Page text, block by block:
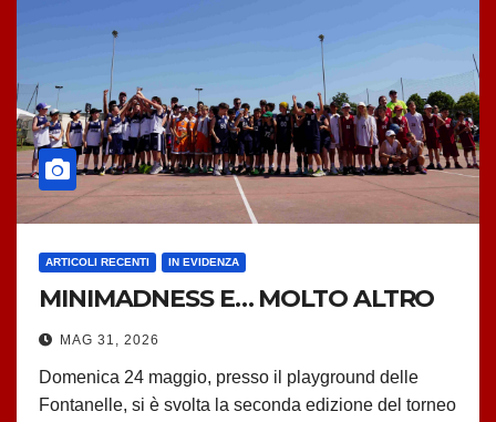
ARTICOLI RECENTI IN EVIDENZA
MINIMADNESS E… MOLTO ALTRO
MAG 31, 2026
Domenica 24 maggio, presso il playground delle
Fontanelle, si è svolta la seconda edizione del torneo